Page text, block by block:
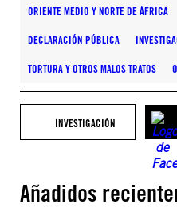
ORIENTE MEDIO Y NORTE DE ÁFRICA
DECLARACIÓN PÚBLICA
TORTURA Y OTROS MALOS TRATOS
INVESTIGACIÓN
Añadidos